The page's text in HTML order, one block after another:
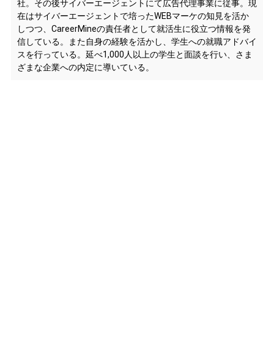
社。その後サイバーエージェントにて広告代理事業に従事。現
在はサイバーエージェントで培ったWEBマーケの知見を活か
しつつ、CareerMineの責任者として就活生に役立つ情報を発
信している。また自身の経験を活かし、学生への就職アドバイ
スを行っている。延べ1,000人以上の学生と面談を行い、さま
ざまな企業への内定に導いている。